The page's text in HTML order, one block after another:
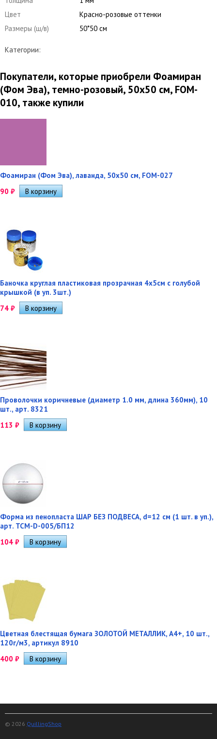
Цвет
Красно-розовые оттенки
Размеры (ш/в)
50*50 см
Категории:
Покупатели, которые приобрели Фоамиран
(Фом Эва), темно-розовый, 50х50 см, FOM-
010, также купили
Фоамиран (Фом Эва), лаванда, 50х50 см, FOM-027
90 ₽
Баночка круглая пластиковая прозрачная 4х5см с голубой
крышкой (в уп. 3шт.)
74 ₽
Проволочки коричневые (диаметр 1.0 мм, длина 360мм), 10
шт., арт. 8321
113 ₽
Форма из пенопласта ШАР БЕЗ ПОДВЕСА, d=12 см (1 шт. в уп.),
арт. ТСМ-D-005/БП12
104 ₽
Цветная блестящая бумага ЗОЛОТОЙ МЕТАЛЛИК, А4+, 10 шт.,
120г/м3, артикул 8910
400 ₽
© 2026 QuillingShop